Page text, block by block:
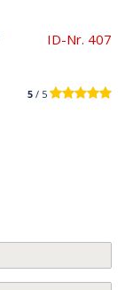
ID-Nr. 407
5 / 5